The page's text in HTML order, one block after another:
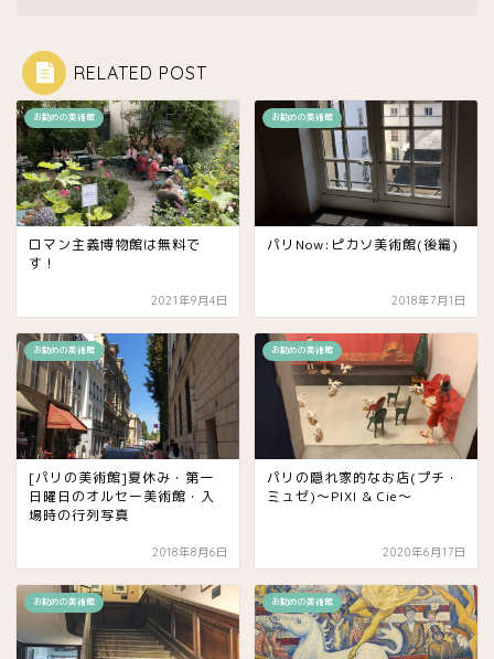
RELATED POST
お勧めの美術館
ロマン主義博物館は無料で
す！
2021年9月4日
お勧めの美術館
パリNow:ピカソ美術館(後編)
2018年7月1日
お勧めの美術館
[パリの美術館]夏休み・第一
日曜日のオルセー美術館・入
場時の行列写真
2018年8月6日
お勧めの美術館
パリの隠れ家的なお店(プチ・
ミュゼ)〜PIXI & Cie〜
2020年6月17日
お勧めの美術館 お勧めの美術館